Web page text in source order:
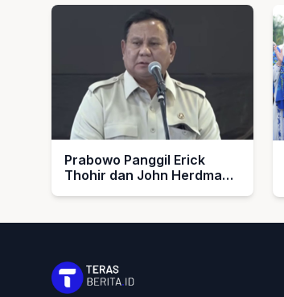
Prabowo Panggil Erick
Thohir dan John Herdman,